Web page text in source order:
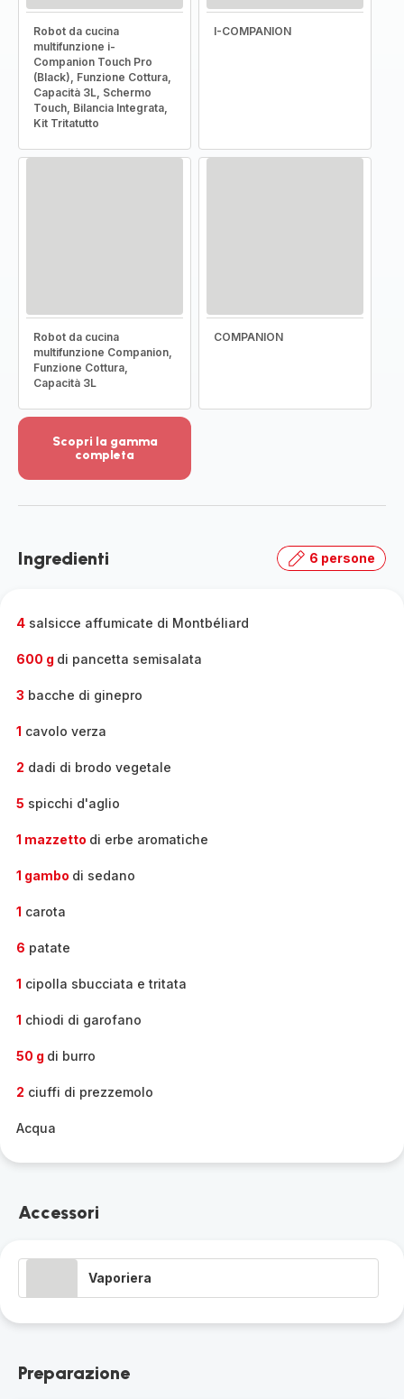
Robot da cucina
multifunzione i-
Companion Touch Pro
(Black), Funzione Cottura,
Capacità 3L, Schermo
Touch, Bilancia Integrata,
Kit Tritatutto
I-COMPANION
Robot da cucina
multifunzione Companion,
Funzione Cottura,
Capacità 3L
COMPANION
Scopri la gamma
completa
dettagli
la
Ingredienti 6 persone
4 salsicce affumicate di Montbéliard
600 g di pancetta semisalata
3 bacche di ginepro
1 cavolo verza
2 dadi di brodo vegetale
5 spicchi d'aglio
1 mazzetto di erbe aromatiche
1 gambo di sedano
1 carota
6 patate
1 cipolla sbucciata e tritata
1 chiodi di garofano
50 g di burro
2 ciuffi di prezzemolo
Acqua
Accessori
Vaporiera
Preparazione